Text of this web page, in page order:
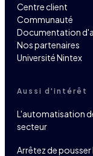
Centre client
Communauté
Documentation
Nos partenaires
Université Nintex
Aussi d'intérêt
L'automatisation
secteur
Arrêtez de